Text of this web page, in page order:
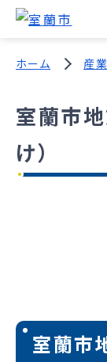
ホーム 産
室蘭市
け）
室蘭市